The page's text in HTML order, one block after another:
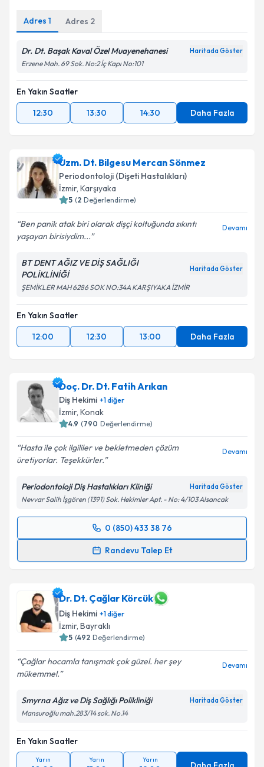
Adres 1 Adres 2
Dr. Dt. Başak Kaval Özel Muayenehanesi Haritada Göster
Erzene Mah. 69 Sok. No:2 İç Kapı No:101
En Yakın Saatler
12:30
13:30 14:30 Daha Fazla
Uzm. Dt. Bilgesu Mercan Sönmez
Periodontoloji (Dişeti Hastalıkları)
İzmir, Karşıyaka
5 (2 Değerlendirme)
Ben panik atak biri olarak dişçi koltuğunda sıkıntı
yaşayan birisiydim...
Devamı
BT DENT AĞIZ VE DİŞ SAĞLIĞI
POLİKLİNİĞİ
Haritada Göster
ŞEMİKLER MAH 6286 SOK NO:34A KARŞIYAKA İZMİR
En Yakın Saatler
12:00
12:30 13:00 Daha Fazla
Doç. Dr. Dt. Fatih Arıkan
Diş Hekimi +1diğer
İzmir, Konak
4.9 (790 Değerlendirme)
Hasta ile çok ilgililer ve bekletmeden çözüm
üretiyorlar. Teşekkürler.
Devamı
Periodontoloji Diş Hastalıkları Kliniği Haritada Göster
Nevvar Salih İşgören (1391) Sok. Hekimler Apt. - No: 4/103 Alsancak
0 (850) 433 38 76
Randevu Talep Et
Randevu Takvimi Talebi
takvim hazırlandığında e-posta ile bilgilendireceğiz.
E-posta Adresiniz
Kişisel verilerimin işlenmesine ilişkin
kapsamda işlenmesini kabul ediyorum.
Dr. Dt. Çağlar Körcük
Diş Hekimi +1diğer
İzmir, Bayraklı
5 (492 Değerlendirme)
Çağlar hocamla tanışmak çok güzel. her şey
mükemmel.
Devamı
Smyrna Ağız ve Diş Sağlığı Polikliniği Haritada Göster
Mansuroğlu mah.283/14 sok. No.14
En Yakın Saatler
Yarın Yarın Yarın